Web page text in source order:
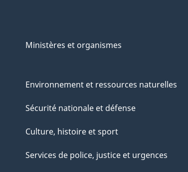
Ministères et organismes
Environnement et ressources naturelles
Sécurité nationale et défense
Culture, histoire et sport
Services de police, justice et urgences